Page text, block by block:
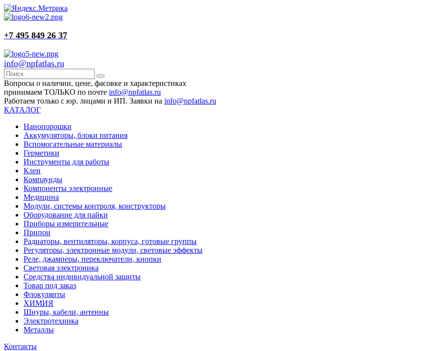
+7 495 849 26 37
info@npfatlas.ru
Вопросы о наличии, цене, фасовке и характеристиках
принимаем ТОЛЬКО по почте info@npfatlas.ru
Работаем только с юр. лицами и ИП. Заявки на info@npfatlas.ru
КАТАЛОГ
Нанопорошки
Аккумуляторы, блоки питания
Вспомогательные материалы
Герметики
Инструменты для работы
Клеи
Компаунды
Компоненты электронные
Медицина
Модули, системы контроля, конструкторы
Оборудование для пайки
Приборы измерительные
Припои
Радиаторы, вентиляторы, корпуса, готовые группы
Регуляторы, электронные модули, световые эффекты
Реле, джамперы, переключатели, кнопки
Световая электроника
Средства индивидуальной защиты
Товар под заказ
Флокулянты
ХИМИЯ
Шнуры, кабели, антенны
Электротехника
Металлы
Контакты